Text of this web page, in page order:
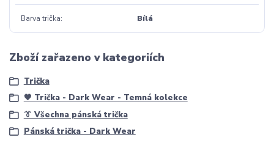
Barva trička Bílá
Zboží zařazeno v kategoriích
Trička
🖤 Trička - Dark Wear - Temná kolekce
👔 Všechna pánská trička
Pánská trička - Dark Wear